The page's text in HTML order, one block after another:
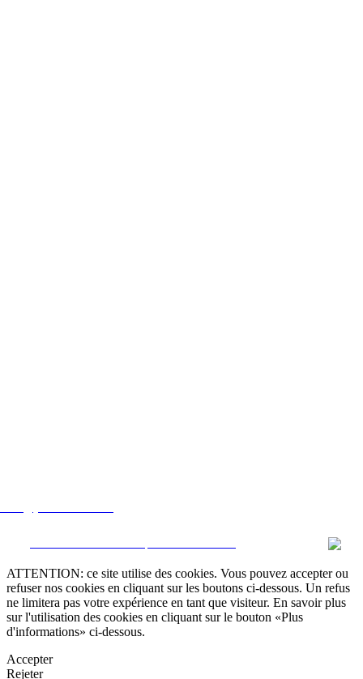
ATTENTION: ce site utilise des cookies. Vous pouvez accepter ou
refuser nos cookies en cliquant sur les boutons ci-dessous. Un refus
ne limitera pas votre expérience en tant que visiteur. En savoir plus
sur l'utilisation des cookies en cliquant sur le bouton «Plus
d'informations» ci-dessous.
Accepter
Rejeter